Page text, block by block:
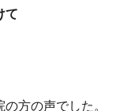
て
方の声でした。